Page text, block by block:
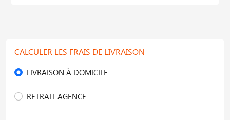
CALCULER LES FRAIS DE LIVRAISON
LIVRAISON À DOMICILE
RETRAIT AGENCE